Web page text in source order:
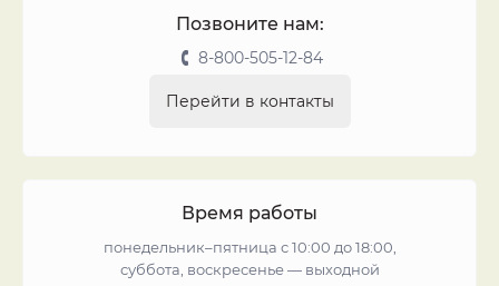
Позвоните нам:
8-800-505-12-84
Перейти в контакты
Время работы
понедельник–пятница с 10:00 до 18:00,
суббота, воскресенье — выходной